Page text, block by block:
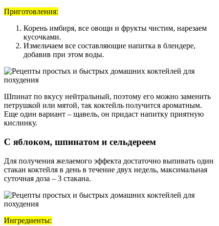
Приготовления:
Корень имбиря, все овощи и фрукты чистим, нарезаем
кусочками.
Измельчаем все составляющие напитка в блендере,
добавив при этом воды.
Шпинат по вкусу нейтральный, поэтому его можно заменить
петрушкой или мятой, так коктейль получится ароматным.
Еще один вариант – щавель, он придаст напитку приятную
кислинку.
С яблоком, шпинатом и сельдереем
Для получения желаемого эффекта достаточно выпивать один
стакан коктейля в день в течение двух недель, максимальная
суточная доза – 3 стакана.
Ингредиенты: